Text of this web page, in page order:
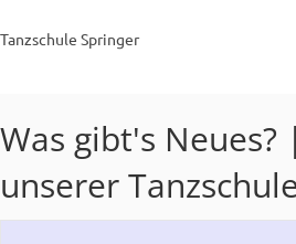
Tanzschule Springer
Was gibt's Neues?
unserer